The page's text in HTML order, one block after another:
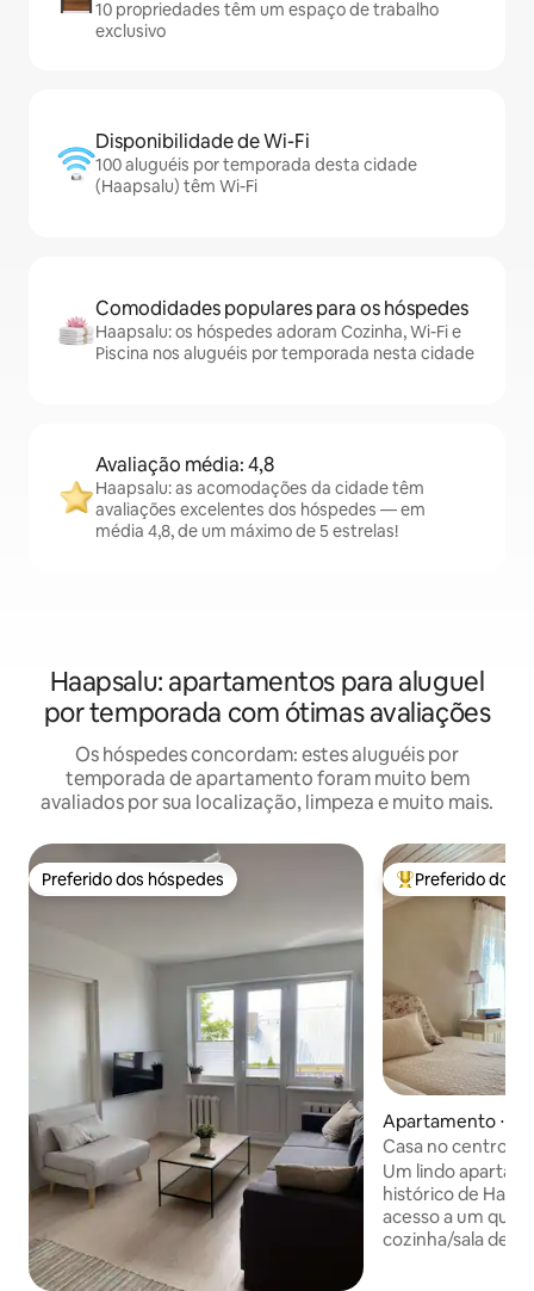
10 propriedades têm um espaço de trabalho
exclusivo
Disponibilidade de Wi-Fi
100 aluguéis por temporada desta cidade
(Haapsalu) têm Wi-Fi
Comodidades populares para os hóspedes
Haapsalu: os hóspedes adoram Cozinha, Wi-Fi e
Piscina nos aluguéis por temporada nesta cidade
Avaliação média: 4,8
Haapsalu: as acomodações da cidade têm
avaliações excelentes dos hóspedes — em
média 4,8, de um máximo de 5 estrelas!
Haapsalu: apartamentos para aluguel
por temporada com ótimas avaliações
Os hóspedes concordam: estes aluguéis por
temporada de apartamento foram muito bem
avaliados por sua localização, limpeza e muito mais.
Preferido dos hóspedes
Preferido dos hóspedes Entre os
Preferido dos
Apartamento ⋅
Casa no centro
Um lindo
histórico de
acesso a um
cozinha/sala de